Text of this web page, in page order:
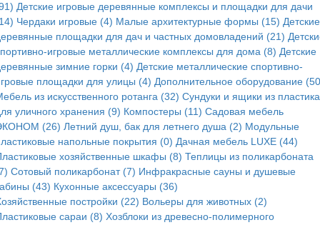
Детские игровые деревянные комплексы и площадки для дачи
Чердаки игровые (4) Малые архитектурные формы (15) Детские
площадки для дач и частных домовладений (21)
игровые металлические комплексы для дома (8) Детские
зимние горки (4) Детские металлические спортивно-
площадки для улицы (4) Дополнительное оборудование
из искусственного ротанга (32) Сундуки и ящики из пластика
уличного хранения (9) Компостеры (11) Садовая мебель
(26) Летний душ, бак для летнего душа (2) Модульные
напольные покрытия (0) Дачная мебель LUXE (44)
хозяйственные шкафы (8) Теплицы из поликарбоната
Сотовый поликарбонат (7) Инфракрасные сауны и душевые
(43) Кухонные аксессуары (36)
постройки (22) Вольеры для животных (2)
сараи (8) Хозблоки из древесно-полимерного